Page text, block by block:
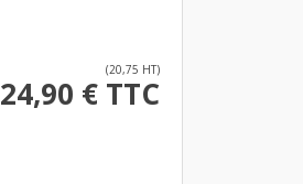
(20,75 HT)
24,90 € TTC